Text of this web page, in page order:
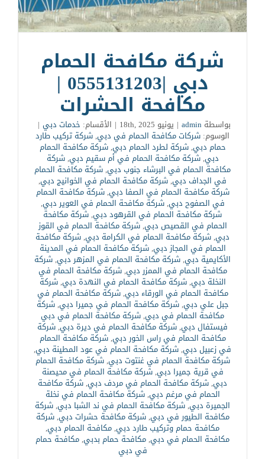
شركة مكافحة الحمام
دبي |0555131203 |
مكافحة الحشرات
بواسطةadmin
| يونيو 18th, 2025 | الأقسام: خدمات دبي |
الوسوم: شركات مكافحة الحمام في دبي,شركة تركيب طارد
حمام دبي,شركة لطرد الحمام دبي,شركة مكافحة الحمام
دبي,شركة مكافحة الحمام في أم سقيم دبي,شركة
مكافحة الحمام في البرشاء جنوب دبي,شركة مكافحة الحمام
في الجداف دبي,شركة مكافحة الحمام في الخوانيج دبي,
شركة مكافحة الحمام في الصفا دبي,شركة مكافحة الحمام
في الصفوح دبي,شركة مكافحة الحمام في العوير دبي,
شركة مكافحة الحمام في القرهود دبي,شركة مكافحة
الحمام في القصيص دبي,شركة مكافحة الحمام في القوز
دبي,شركة مكافحة الحمام في الكرامة دبي,شركة مكافحة
الحمام في المجاز دبي,شركة مكافحة الحمام في المدينة
الأكايمية دبي,شركة مكافحة الحمام في المزهر دبي,شركة
مكافحة الحمام في الممزر دبي,شركة مكافحة الحمام في
النخلة دبي,شركة مكافحة الحمام في النهدة دبي,شركة
مكافحة الحمام في الورقاء دبي,شركة مكافحة الحمام في
جبل علي دبي,شركة مكافحة الحمام في جميرا دبي,شركة
مكافحة الحمام في دبي,شركة مكافحة الحمام في دبي
فيستفال دبي,شركة مكافحة الحمام في ديرة دبي,شركة
مكافحة الحمام في راس الخور دبي,شركة مكافحة الحمام
في زعبيل دبي,شركة مكافحة الحمام في عود المطينة دبي,
شركة مكافحة الحمام في غنتوت دبي,شركة مكافحة الحمام
في قرية جميرا دبي,شركة مكافحة الحمام في محيصنة
دبي,شركة مكافحة الحمام في مردف دبي,شركة مكافحة
الحمام في مرغم دبي,شركة مكافحة الحمام في نخلة
الجميرة دبي,شركة مكافحة الحمام في ند الشبا دبي,شركة
مكافحة الطيور في دبي,شركة مكافحة حشرات دبي,شركة
مكافحة حمام وتركيب طارد دبي,مكافحة الحمام دبي,
مكافحة الحمام في دبي,مكافحة حمام بدبي,مكافحة حمام
في دبي